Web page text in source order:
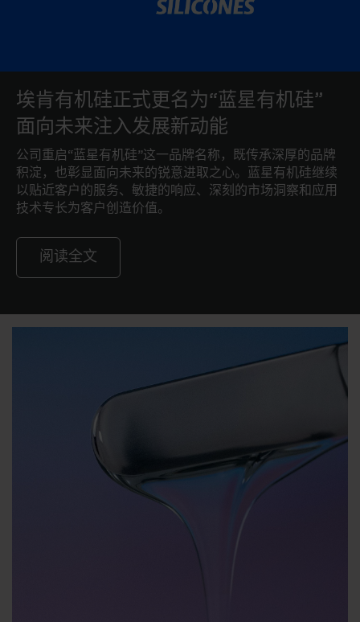
埃肯有机硅正式更名为“蓝星有机硅”
面向未来注入发展新动能
公司重启“蓝星有机硅”这一品牌名称，既传承深厚的品牌
积淀，也彰显面向未来的锐意进取之心。蓝星有机硅继续
以贴近客户的服务、敏捷的响应、深刻的市场洞察和应用
技术专长为客户创造价值。
阅读全文